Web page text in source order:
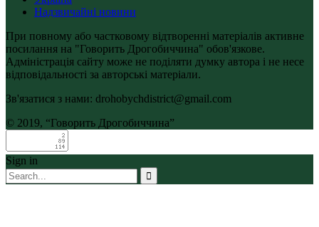
Надзвичайні новини
При повному або частковому відтворенні матеріалів активне
посилання на "Говорить Дрогобиччина" обов'язкове.
Адміністрація сайту може не поділяти думку автора і не несе
відповідальності за авторські матеріали.
Зв'язатися з нами: drohobychdistrict@gmail.com
© 2019, “Говорить Дрогобиччина”
Sign in